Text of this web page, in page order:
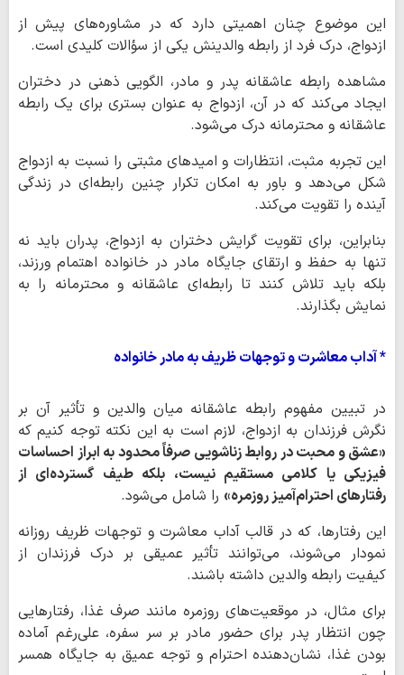
این موضوع چنان اهمیتی دارد که در مشاوره‌های پیش از
ازدواج، درک فرد از رابطه والدینش یکی از سؤالات کلیدی است.
مشاهده رابطه عاشقانه پدر و مادر، الگویی ذهنی در دختران
ایجاد می‌کند که در آن، ازدواج به عنوان بستری برای یک رابطه
عاشقانه و محترمانه درک می‌شود.
این تجربه مثبت، انتظارات و امیدهای مثبتی را نسبت به ازدواج
شکل می‌دهد و باور به امکان تکرار چنین رابطه‌ای در زندگی
آینده را تقویت می‌کند.
بنابراین، برای تقویت گرایش دختران به ازدواج، پدران باید نه
تنها به حفظ و ارتقای جایگاه مادر در خانواده اهتمام ورزند،
بلکه باید تلاش کنند تا رابطه‌ای عاشقانه و محترمانه را به
نمایش بگذارند.
* آداب معاشرت و توجهات ظریف به مادر خانواده
در تبیین مفهوم رابطه عاشقانه میان والدین و تأثیر آن بر
نگرش فرزندان به ازدواج، لازم است به این نکته توجه کنیم که
«عشق و محبت در روابط زناشویی صرفاً محدود به ابراز احساسات
فیزیکی یا کلامی مستقیم نیست، بلکه طیف گسترده‌ای از
رفتارهای احترام‌آمیز روزمره» را شامل می‌شود.
این رفتارها، که در قالب آداب معاشرت و توجهات ظریف روزانه
نمودار می‌شوند، می‌توانند تأثیر عمیقی بر درک فرزندان از
کیفیت رابطه والدین داشته باشند.
برای مثال، در موقعیت‌های روزمره مانند صرف غذا، رفتارهایی
چون انتظار پدر برای حضور مادر بر سر سفره، علی‌رغم آماده
بودن غذا، نشان‌دهنده احترام و توجه عمیق به جایگاه همسر